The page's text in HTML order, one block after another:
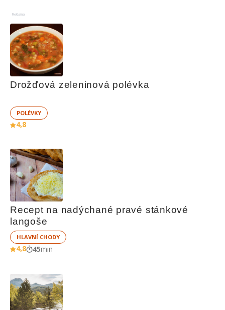
Reklama
Drožďová zeleninová polévka
POLÉVKY
4,8
Recept na nadýchané pravé stánkové
langoše
HLAVNÍ CHODY
4,8 45min